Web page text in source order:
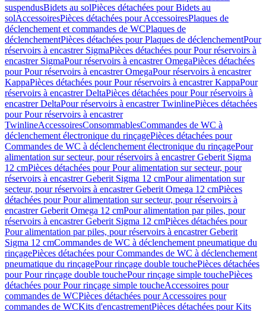
suspendusBidets au solPièces détachées pour Bidets au
solAccessoiresPièces détachées pour AccessoiresPlaques de
déclenchement et commandes de WCPlaques de
déclenchementPièces détachées pour Plaques de déclenchementPour
réservoirs à encastrer SigmaPièces détachées pour Pour réservoirs à
encastrer SigmaPour réservoirs à encastrer OmegaPièces détachées
pour Pour réservoirs à encastrer OmegaPour réservoirs à encastrer
KappaPièces détachées pour Pour réservoirs à encastrer KappaPour
réservoirs à encastrer DeltaPièces détachées pour Pour réservoirs à
encastrer DeltaPour réservoirs à encastrer TwinlinePièces détachées
pour Pour réservoirs à encastrer
TwinlineAccessoiresConsommablesCommandes de WC à
déclenchement électronique du rinçagePièces détachées pour
Commandes de WC à déclenchement électronique du rinçagePour
alimentation sur secteur, pour réservoirs à encastrer Geberit Sigma
12 cmPièces détachées pour Pour alimentation sur secteur, pour
réservoirs à encastrer Geberit Sigma 12 cmPour alimentation sur
secteur, pour réservoirs à encastrer Geberit Omega 12 cmPièces
détachées pour Pour alimentation sur secteur, pour réservoirs à
encastrer Geberit Omega 12 cmPour alimentation par piles, pour
réservoirs à encastrer Geberit Sigma 12 cmPièces détachées pour
Pour alimentation par piles, pour réservoirs à encastrer Geberit
Sigma 12 cmCommandes de WC à déclenchement pneumatique du
rinçagePièces détachées pour Commandes de WC à déclenchement
pneumatique du rinçagePour rinçage double touchePièces détachées
pour Pour rinçage double touchePour rinçage simple touchePièces
détachées pour Pour rinçage simple toucheAccessoires pour
commandes de WCPièces détachées pour Accessoires pour
commandes de WCKits d'encastrementPièces détachées pour Kits